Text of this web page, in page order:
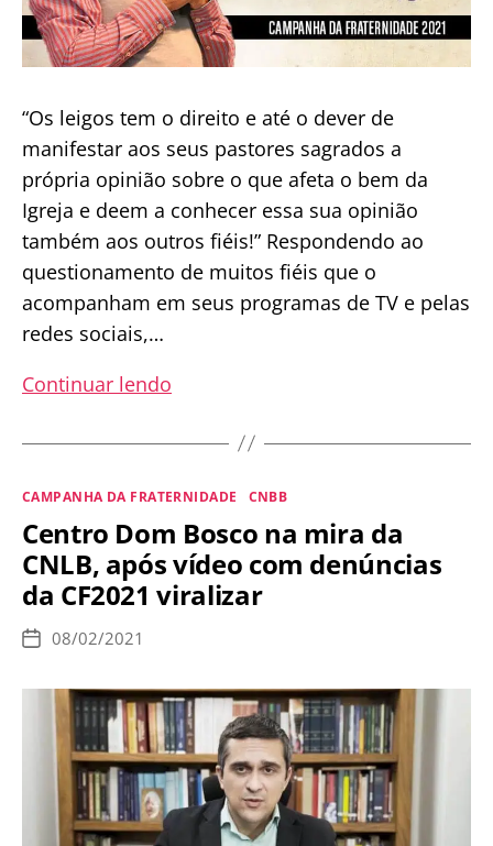
“Os leigos tem o direito e até o dever de
manifestar aos seus pastores sagrados a
própria opinião sobre o que afeta o bem da
Igreja e deem a conhecer essa sua opinião
também aos outros fiéis!” Respondendo ao
questionamento de muitos fiéis que o
acompanham em seus programas de TV e pelas
redes sociais,…
Continuar lendo
Aquino
fiéis
sobre
a
Campanha
2021
Categorias
CAMPANHA DA FRATERNIDADE CNBB
Centro Dom Bosco na mira da
CNLB, após vídeo com denúncias
da CF2021 viralizar
Data
publicação
08/02/2021